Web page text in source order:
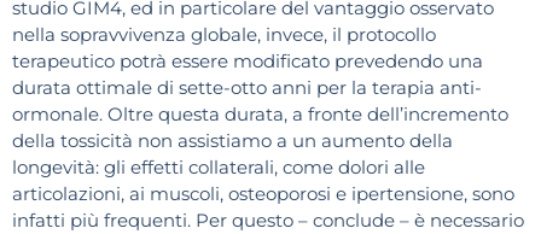
studio GIM4, ed in particolare del vantaggio osservato
nella sopravvivenza globale, invece, il protocollo
terapeutico potrà essere modificato prevedendo una
durata ottimale di sette-otto anni per la terapia anti-
ormonale. Oltre questa durata, a fronte dell’incremento
della tossicità non assistiamo a un aumento della
longevità: gli effetti collaterali, come dolori alle
articolazioni, ai muscoli, osteoporosi e ipertensione, sono
infatti più frequenti. Per questo – conclude – è necessario